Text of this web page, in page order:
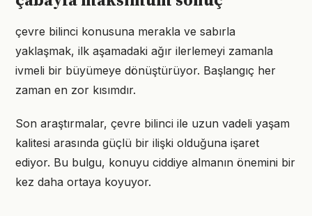
çevre bilinci konusuna merakla ve sabırla
yaklaşmak, ilk aşamadaki ağır ilerlemeyi zamanla
ivmeli bir büyümeye dönüştürüyor. Başlangıç her
zaman en zor kısımdır.
Son araştırmalar, çevre bilinci ile uzun vadeli yaşam
kalitesi arasında güçlü bir ilişki olduğuna işaret
ediyor. Bu bulgu, konuyu ciddiye almanın önemini bir
kez daha ortaya koyuyor.